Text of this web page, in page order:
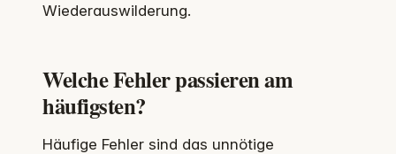
Wiederauswilderung.
Welche Fehler passieren am
häufigsten?
Häufige Fehler sind das unnötige